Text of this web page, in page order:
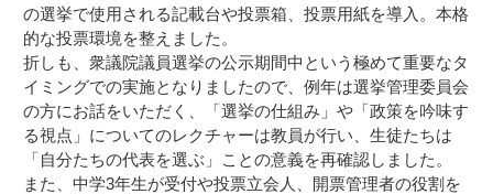
の選挙で使用される記載台や投票箱、投票用紙を導入。本格
的な投票環境を整えました。
折しも、衆議院議員選挙の公示期間中という極めて重要なタ
イミングでの実施となりましたので、例年は選挙管理委員会
の方にお話をいただく、「選挙の仕組み」や「政策を吟味す
る視点」についてのレクチャーは教員が行い、生徒たちは
「自分たちの代表を選ぶ」ことの意義を再確認しました。
また、中学3年生が受付や投票立会人、開票管理者の役割を